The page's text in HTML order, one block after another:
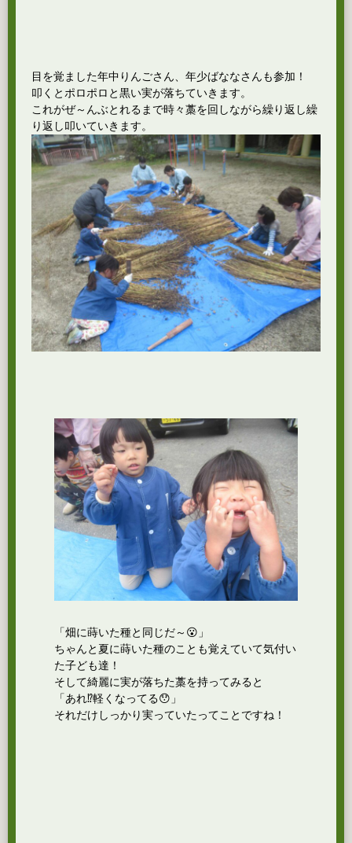
目を覚ました年中りんごさん、年少ばななさんも参加！
叩くとポロポロと黒い実が落ちていきます。
これがぜ～んぶとれるまで時々藁を回しながら繰り返し繰
り返し叩いていきます。
「畑に蒔いた種と同じだ～😮」
ちゃんと夏に蒔いた種のことも覚えていて気付い
た子ども達！
そして綺麗に実が落ちた藁を持ってみると
「あれ⁉軽くなってる😯」
それだけしっかり実っていたってことですね！